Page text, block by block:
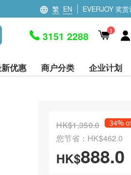
繁 EN EVERJOY 奖
3151 2288 1
优惠 商户分类 企业计划
HK$1,350.0 34%
您节省：HK$462.0
HK$888.0